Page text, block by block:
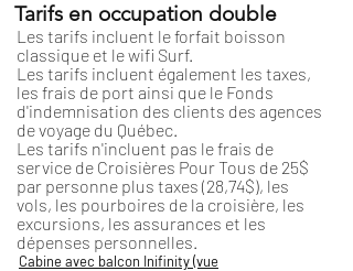
Tarifs en occupation double
Les tarifs incluent le forfait boisson
classique et le wifi Surf.
Les tarifs incluent également les taxes,
les frais de port ainsi que le Fonds
d'indemnisation des clients des agences
de voyage du Québec.
Les tarifs n'incluent pas le frais de
service de Croisières Pour Tous de 25$
par personne plus taxes (28,74$), les
vols, les pourboires de la croisière, les
excursions, les assurances et les
dépenses personnelles.
Cabine avec balcon Inifinity (vue